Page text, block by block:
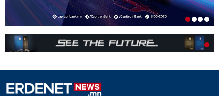
1-р сар. 19, 2026, 10:48 a.m.
ЭНЭ ЖИЛ БҮХ НИЙТЭЭРЭЭ 15 ХОНОГ АМРАХ
НЬ
1-р сар. 7, 2026, 3:41 p.m.
ШАГНАЛ ХҮРТЛЭЭ